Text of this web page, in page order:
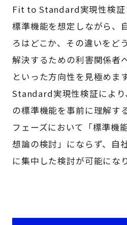
Fit to Standard実現性検証
標準機能を想定しながら、
ろはどこか、その違いをど
解決するための利害関係者
といった方向性を見極めま
Standard実現性検証により
の標準機能を事前に理解す
フェーズにおいて「標準機
想論の検討」にならず、自
に集中した検討が可能にな